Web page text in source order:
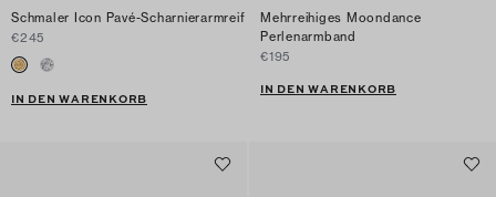
Schmaler Icon Pavé-Scharnierarmreif
€245
IN DEN WARENKORB
Mehrreihiges Moondance
Perlenarmband
€195
IN DEN WARENKORB